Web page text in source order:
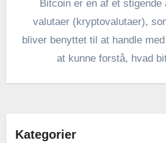
Bitcoin er en af et stigende
valutaer (kryptovalutaer),
bliver benyttet til at handle
at kunne forstå, hvad
Kategorier